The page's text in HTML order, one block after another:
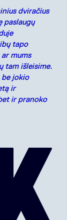
dviračius
paslaugų
tapo
mums
tam išleisime.
be jokio
ir
ir pranoko